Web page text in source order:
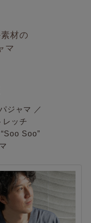
材の
マ
ジャマ ／
レッチ
Soo”